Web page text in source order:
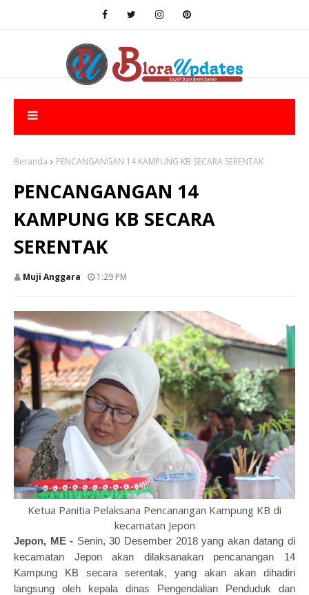
Beranda PENCANGANGAN 14 KAMPUNG KB SECARA SERENTAK
PENCANGANGAN 14
KAMPUNG KB SECARA
SERENTAK
Muji Anggara 1:29 PM
Ketua Panitia Pelaksana Pencanangan Kampung KB di
kecamatan Jepon
Jepon, ME - Senin, 30 Desember 2018 yang akan datang di
kecamatan Jepon akan dilaksanakan pencanangan 14
Kampung KB secara serentak, yang akan akan dihadiri
langsung oleh kepala dinas Pengendalian Penduduk dan